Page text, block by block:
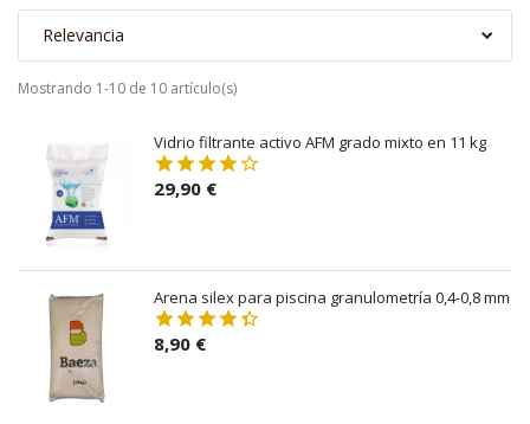
Relevancia
Mostrando 1-10 de 10 artículo(s)
Vidrio filtrante activo AFM grado mixto en 11 kg
29,90 €
Arena silex para piscina granulometría 0,4-0,8 mm
8,90 €